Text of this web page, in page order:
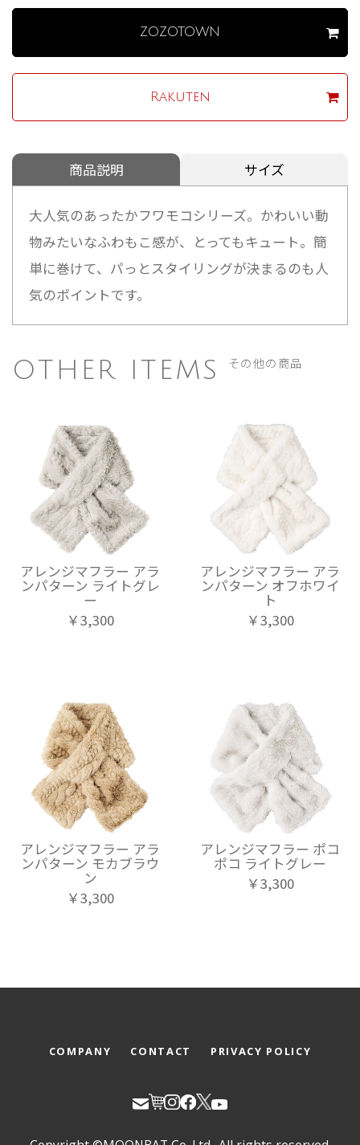
ZOZOTOWN
Rakuten
商品説明 サイズ
大人気のあったかフワモコシリーズ。かわいい動
物みたいなふわもこ感が、とってもキュート。簡
単に巻けて、パっとスタイリングが決まるのも人
気のポイントです。
OTHER ITEMS その他の商品
アレンジマフラー アラ
ンパターン ライトグレ
ー
￥3,300
アレンジマフラー アラ
ンパターン オフホワイ
ト
￥3,300
アレンジマフラー アラ
ンパターン モカブラウ
ン
￥3,300
アレンジマフラー ポコ
ポコ ライトグレー
￥3,300
COMPANY CONTACT PRIVACY POLICY